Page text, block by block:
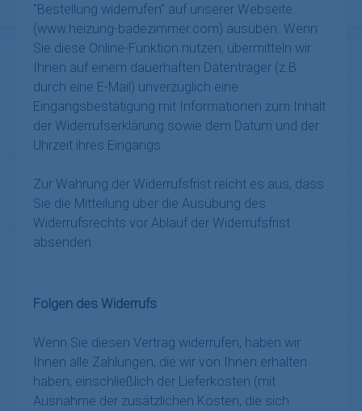
"Bestellung widerrufen" auf unserer Webseite
(www.heizung-badezimmer.com) ausüben. Wenn
Sie diese Online-Funktion nutzen, übermitteln wir
Ihnen auf einem dauerhaften Datenträger (z.B.
durch eine E-Mail) unverzüglich eine
Eingangsbestätigung mit Informationen zum Inhalt
der Widerrufserklärung sowie dem Datum und der
Uhrzeit ihres Eingangs.
Zur Wahrung der Widerrufsfrist reicht es aus, dass
Sie die Mitteilung über die Ausübung des
Widerrufsrechts vor Ablauf der Widerrufsfrist
absenden.
Folgen des Widerrufs
Wenn Sie diesen Vertrag widerrufen, haben wir
Ihnen alle Zahlungen, die wir von Ihnen erhalten
haben, einschließlich der Lieferkosten (mit
Ausnahme der zusätzlichen Kosten, die sich